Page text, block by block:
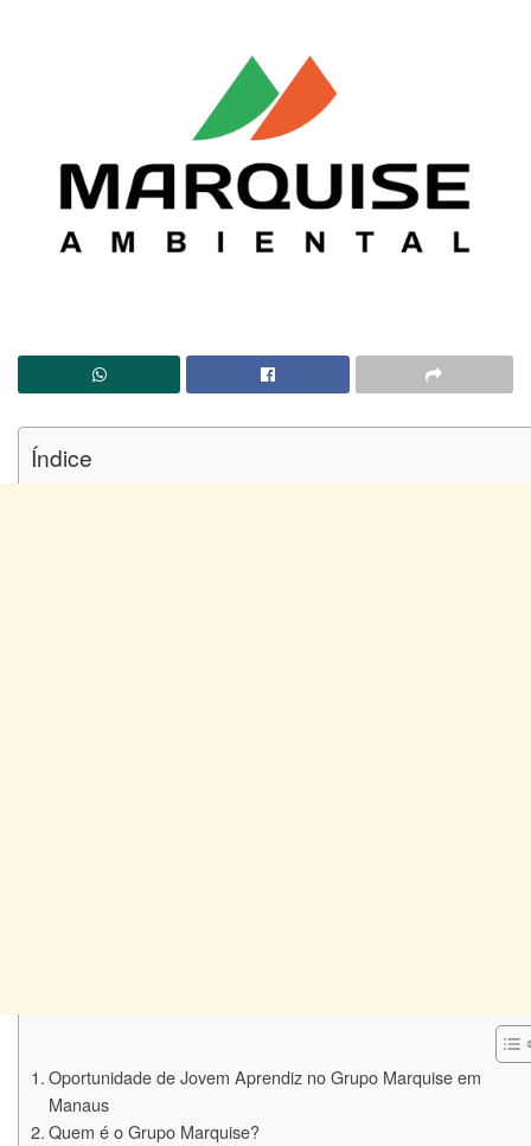
Índice
Oportunidade de Jovem Aprendiz no Grupo Marquise em
Manaus
Quem é o Grupo Marquise?